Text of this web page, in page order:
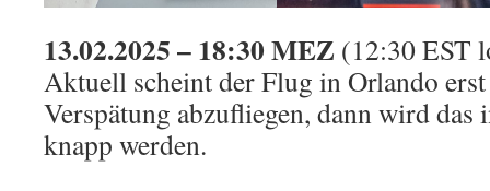
13.02.2025 – 18:30 MEZ (12:30 EST
Aktuell scheint der Flug in Orlando
Verspätung abzufliegen, dann wird
knapp werden.